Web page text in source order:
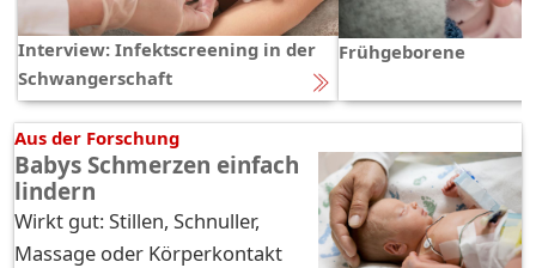
Interview: Infektscreening in der
Schwangerschaft
Frühgeborene
Aus der Forschung
Babys Schmerzen einfach
lindern
Wirkt gut: Stillen, Schnuller,
Massage oder Körperkontakt